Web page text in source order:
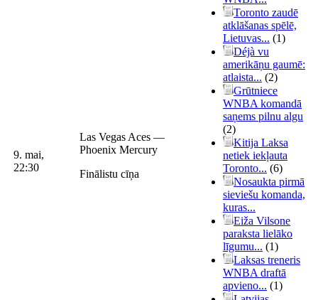
9. mai,
22:30
Las Vegas Aces —
Phoenix Mercury
Finālistu cīņa
Toronto zaudē
atklāšanas spēlē,
Lietuvas... (1)
Déjà vu
amerikāņu gaumē:
atlaista... (2)
Grūtniece
WNBA komandā
saņems pilnu algu
(2)
Kitija Laksa
netiek iekļauta
Toronto... (6)
Nosaukta pirmā
sieviešu komanda,
kuras...
Eiža Vilsone
paraksta lielāko
līgumu... (1)
Laksas treneris
WNBA draftā
apvieno... (1)